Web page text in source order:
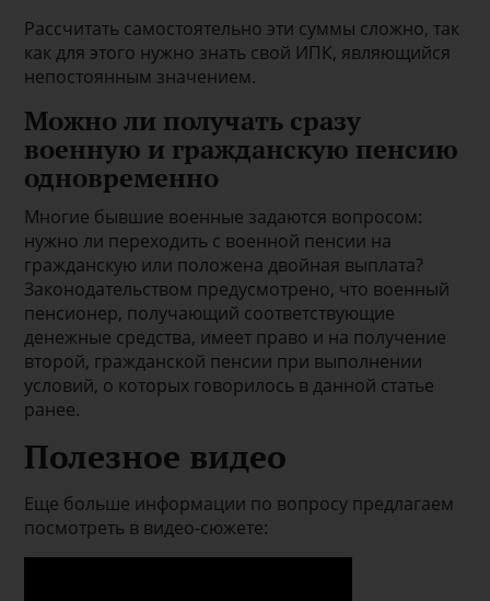
Рассчитать самостоятельно эти суммы сложно, так
как для этого нужно знать свой ИПК, являющийся
непостоянным значением.
Можно ли получать сразу
военную и гражданскую пенсию
одновременно
Многие бывшие военные задаются вопросом:
нужно ли переходить с военной пенсии на
гражданскую или положена двойная выплата?
Законодательством предусмотрено, что военный
пенсионер, получающий соответствующие
денежные средства, имеет право и на получение
второй, гражданской пенсии при выполнении
условий, о которых говорилось в данной статье
ранее.
Полезное видео
Еще больше информации по вопросу предлагаем
посмотреть в видео-сюжете: